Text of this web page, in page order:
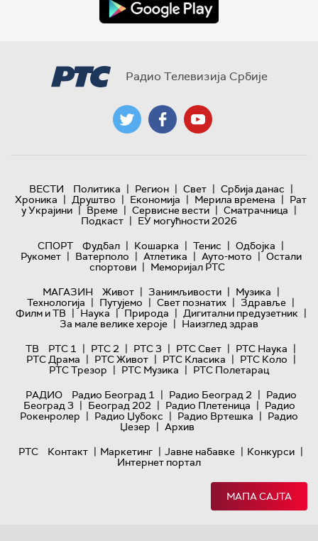
Радио Телевизија Србије
ВЕСТИ Политика | Регион | Свет | Србија данас |
Хроника | Друштво | Економија | Мерила времена | Рат
у Украјини | Време | Сервисне вести | Сматрачница |
Подкаст | ЕУ могућности 2026
СПОРТ
Фудбал | Кошарка | Тенис | Одбојка |
Рукомет | Ватерполо | Атлетика | Ауто-мото | Остали
спортови | Меморијал РТС
МАГАЗИН
Живот | Занимљивости | Музика |
Технологијa | Путујемо | Свет познатих | Здравље |
Филм и ТВ | Наука | Природа | Дигитални предузетник |
За мале велике хероје | Наизглед здрав
ТВ
РТС 1 | РТС 2 | РТС 3 | РТС Свет | РТС Наука |
РТС Драма | РТС Живот | РТС Класика | РТС Коло |
РТС Трезор | РТС Музика | РТС Полетарац
РАДИО
Радио Београд 1 | Радио Београд 2 | Радио
Београд 3 | Београд 202 | Радио Плетеница | Радио
Рокенролер | Радио Џубокс | Радио Вртешка | Радио
Џезер | Архив
РТС
Контакт | Маркетинг | Јавне набавке | Конкурси |
Интернет портал
МАПА САЈТА